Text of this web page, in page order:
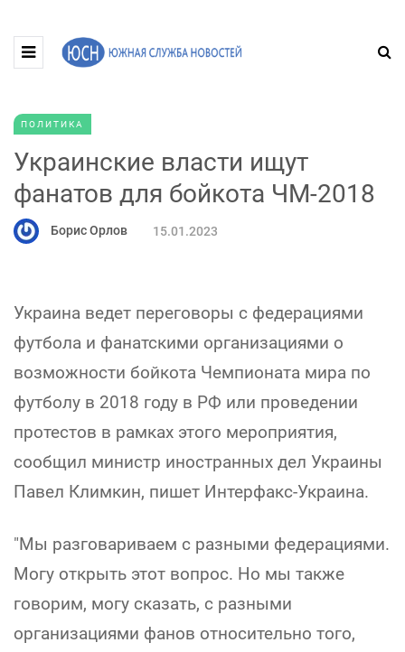
ПОЛИТИКА
Украинские власти ищут
фанатов для бойкота ЧМ-2018
Борис Орлов 15.01.2023
Украина ведет переговоры с федерациями
футбола и фанатскими организациями о
возможности бойкота Чемпионата мира по
футболу в 2018 году в РФ или проведении
протестов в рамках этого мероприятия,
сообщил министр иностранных дел Украины
Павел Климкин, пишет Интерфакс-Украина.
"Мы разговариваем с разными федерациями.
Могу открыть этот вопрос. Но мы также
говорим, могу сказать, с разными
организациями фанов относительно того,